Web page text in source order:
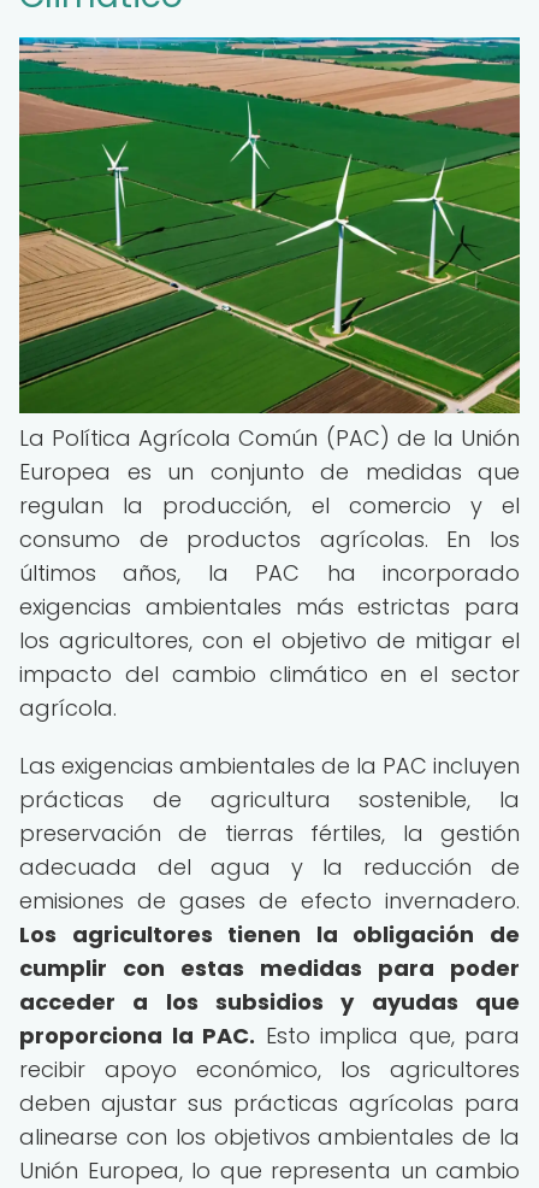
La Política Agrícola Común (PAC) de la Unión
Europea es un conjunto de medidas que
regulan la producción, el comercio y el
consumo de productos agrícolas. En los
últimos años, la PAC ha incorporado
exigencias ambientales más estrictas para
los agricultores, con el objetivo de mitigar el
impacto del cambio climático en el sector
agrícola.
Las exigencias ambientales de la PAC incluyen
prácticas de agricultura sostenible, la
preservación de tierras fértiles, la gestión
adecuada del agua y la reducción de
emisiones de gases de efecto invernadero.
Los agricultores tienen la obligación de
cumplir con estas medidas para poder
acceder a los subsidios y ayudas que
proporciona la PAC. Esto implica que, para
recibir apoyo económico, los agricultores
deben ajustar sus prácticas agrícolas para
alinearse con los objetivos ambientales de la
Unión Europea, lo que representa un cambio